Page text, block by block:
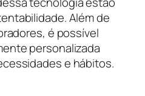
Além de
é possível
personalizada
e hábitos.